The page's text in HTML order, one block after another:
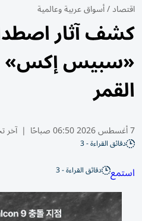
اقتصاد/أسواق عربية وعالمية
كشف آثار
«سبيس إكس»
القمر
7 أغسطس 2026 06:50 صباحًا | آخر
دقائق القراءة - 3
استمع دقائق القراءة - 3